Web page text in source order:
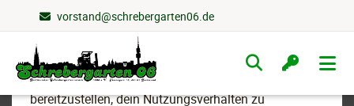
Wir nutzen Cookies
Um essenzielle Funktionen dieser Webseite
bereitzustellen, dein Nutzungsverhalten zu
vorstand@schrebergarten06.de
Navigation
überspringen